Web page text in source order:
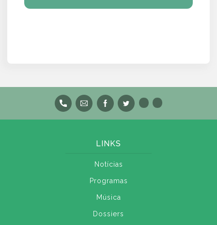
LINKS
Notícias
Programas
Música
Dossiers